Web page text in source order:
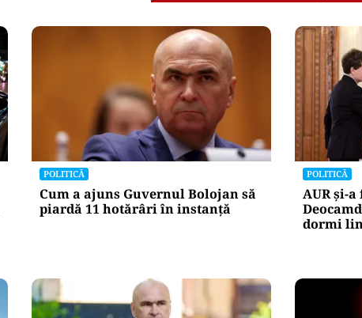
POLITICĂ
Cum a ajuns Guvernul Bolojan să
piardă 11 hotărâri în instanță
POLITICĂ
AUR și-
dormi